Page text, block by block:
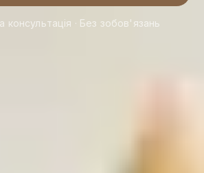
консультація · Без зобов'язань